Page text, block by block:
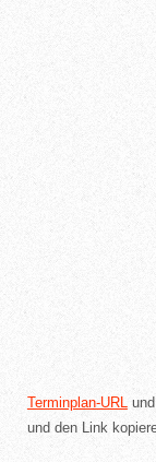
Terminplan-URL und
und den Link